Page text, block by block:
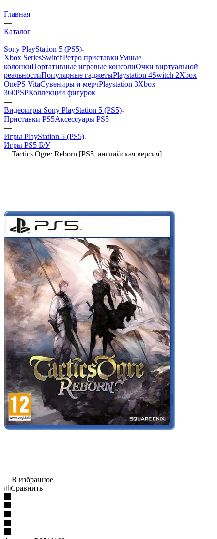
Главная
—
Каталог
—
Sony PlayStation 5 (PS5)
Xbox SeriesSwitchРетро приставкиУмные
колонкиПортативные игровые консолиОчки виртуальной
реальностиПопулярные гаджетыPlaystation 4Switch 2Xbox
OnePS VitaСувениры и мерчPlaystation 3Xbox
360PSPКоллекции фигурок
—
Видеоигры Sony PlayStation 5 (PS5)
Приставки PS5Аксессуары PS5
—
Игры PlayStation 5 (PS5)
Игры PS5 Б/У
—Tactics Ogre: Reborn [PS5, английская версия]
В избранное
Сравнить